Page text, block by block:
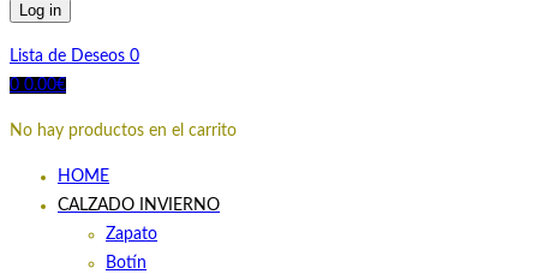
Log in
Lista de Deseos 0
0 0.00€
No hay productos en el carrito
HOME
CALZADO INVIERNO
Zapato
Botín